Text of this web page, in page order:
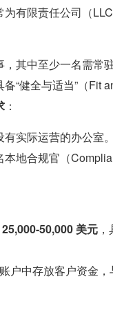
为有限责任公司（
，其中至少一名需常
备“健全与适当”（Fit
：
有实际运营的办公室
本地合规官（
25,000-50,000 美元
户中存放客户资金